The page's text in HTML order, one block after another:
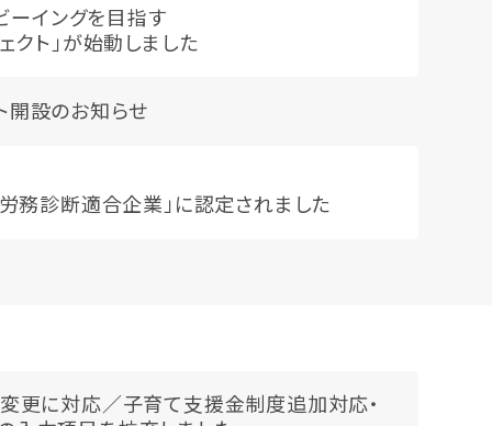
ーイングを目指す
クト」が始動しました
設のお知らせ
務診断適合企業」に認定されました
更に対応／子育て支援金制度追加対応・